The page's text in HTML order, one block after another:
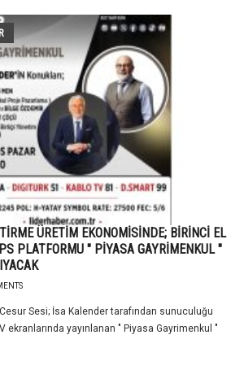
ÜRETİM EKONOMİSİNDE; BİRİNCİ EL
PLATFORMU " PİYASA GAYRİMENKUL "
Sesi; İsa Kalender tarafından sunuculuğu
ekranlarında yayınlanan " Piyasa Gayrimenkul "